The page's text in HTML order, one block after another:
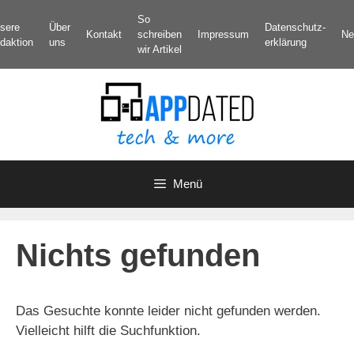
Inhalt
springen
Über
uns
Kontakt
So
schreiben
wir Artikel
Impressum
Datenschutz­
erklärung
Menü
Nichts gefunden
Das Gesuchte konnte leider nicht gefunden werden.
Vielleicht hilft die Suchfunktion.